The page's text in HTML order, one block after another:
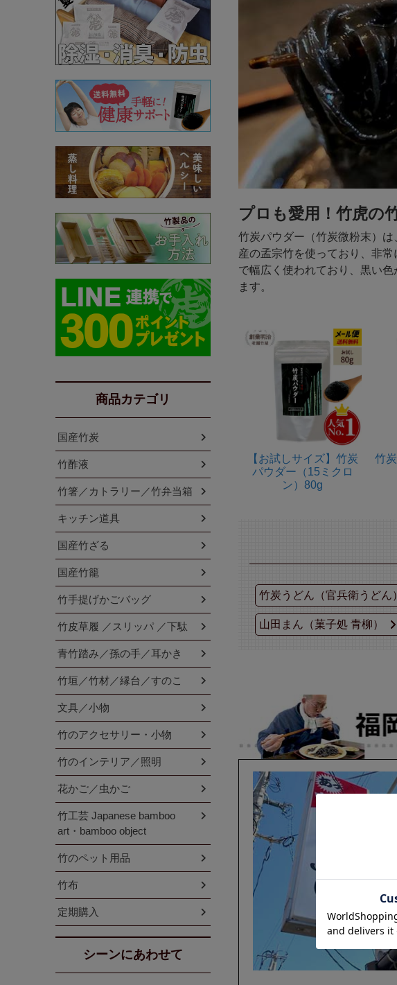
プロも愛用！竹虎の
竹炭パウダー（竹炭微粉末）
産の孟宗竹を使っており、非
で幅広く使われており、黒い
ます。
【お試しサイズ】竹炭
パウダー（15ミクロ
ン）80g
竹
竹炭うどん（官兵衛うどん）
山田まん（菓子処 青柳）
商品カテゴリ
国産竹炭
竹酢液
竹箸／カトラリー／竹弁当箱
キッチン道具
国産竹ざる
国産竹籠
竹手提げかごバッグ
竹皮草履 ／スリッパ ／下駄
青竹踏み／孫の手／耳かき
竹垣／竹材／縁台／すのこ
文具／小物
竹のアクセサリー・小物
竹のインテリア／照明
花かご／虫かご
竹工芸 Japanese bamboo
art・bamboo object
竹のペット用品
竹布
定期購入
シーンにあわせて